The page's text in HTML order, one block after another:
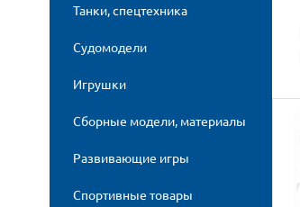
Танки, спецтехника
Судомодели
Игрушки
Сборные модели, материалы
Развивающие игры
Спортивные товары